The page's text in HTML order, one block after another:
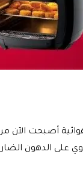
أصبحت الآن
الدهون